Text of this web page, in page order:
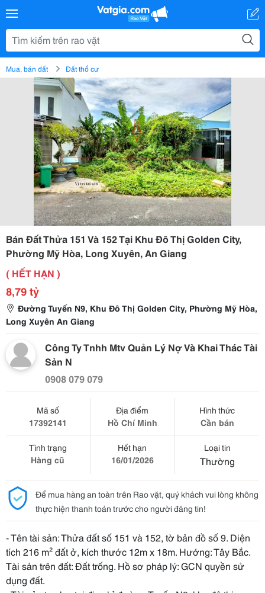
Mua, bán đất Đất thổ cư
Bán Đất Thửa 151 Và 152 Tại Khu Đô Thị Golden City,
Phường Mỹ Hòa, Long Xuyên, An Giang
( HẾT HẠN )
8,79 tỷ
Đường Tuyến N9, Khu Đô Thị Golden City, Phường Mỹ Hòa,
Long Xuyên An Giang
Công Ty Tnhh Mtv Quản Lý Nợ Và Khai Thác Tài
Sản N
0908 079 079
Mã số
17392141
Địa điểm
Hồ Chí Minh
Hình thức
Cần bán
Tình trạng
Hàng cũ
Hết hạn
16/01/2026
Loại tin
Thường
Để mua hàng an toàn trên Rao vặt, quý khách vui lòng không
thực hiện thanh toán trước cho người đăng tin!
- Tên tài sản: Thửa đất số 151 và 152, tờ bản đồ số 9. Diện
tích 216 m² đất ở, kích thước 12m x 18m. Hướng: Tây Bắc.
Tài sản trên đất: Đất trống. Hồ sơ pháp lý: GCN quyền sử
dụng đất.